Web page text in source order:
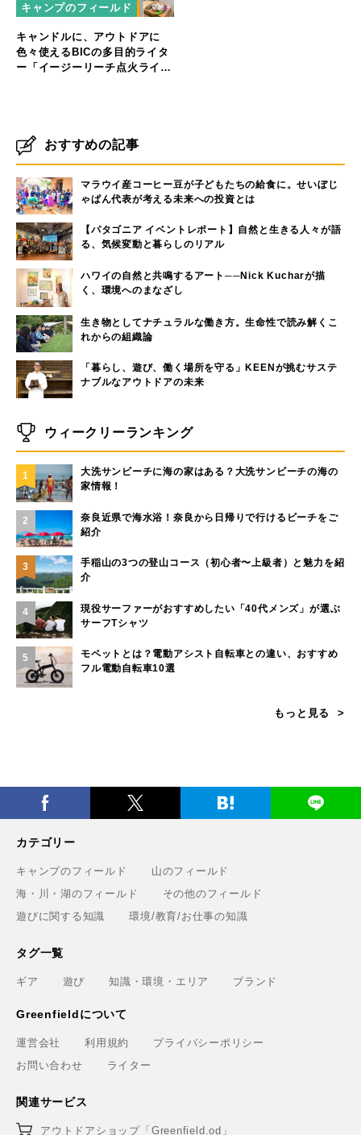
キャンプのフィールド
キャンドルに、アウトドアに
色々使えるBICの多目的ライタ
ー「イージーリーチ点火ライタ
おすすめの記事
マラウイ産コーヒー豆が子どもたちの給食に。せいぼじ
ゃぱん代表が考える未来への投資とは
【パタゴニア イベントレポート】自然と生きる人々が語
る、気候変動と暮らしのリアル
ハワイの自然と共鳴するアート──Nick Kucharが描
く、環境へのまなざし
生き物としてナチュラルな働き方。生命性で読み解くこ
れからの組織論
「暮らし、遊び、働く場所を守る」KEENが挑むサステ
ナブルなアウトドアの未来
ウィークリーランキング
1
大洗サンビーチに海の家はある？大洗サンビーチの海の
家情報！
2
奈良近県で海水浴！奈良から日帰りで行けるビーチをご
紹介
3
手稲山の3つの登山コース（初心者〜上級者）と魅力を紹
介
4
現役サーファーがおすすめしたい「40代メンズ」が選ぶ
サーフTシャツ
5
モペットとは？電動アシスト自転車との違い、おすすめ
フル電動自転車10選
もっと見る
カテゴリー
キャンプのフィールド
山のフィールド
海・川・湖のフィールド
その他のフィールド
遊びに関する知識
環境/教育/お仕事の知識
タグ一覧
ギア 遊び 知識・環境・エリア ブランド
Greenfieldについて
運営会社 利用規約
プライバシーポリシー
お問い合わせ
ライター
関連サービス
アウトドアショップ「Greenfield.od」